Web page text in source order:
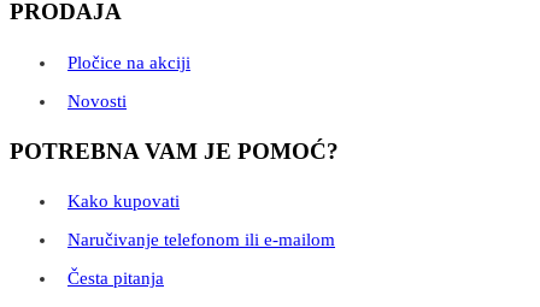
PRODAJA
Pločice na akciji
Novosti
POTREBNA VAM JE POMOĆ?
Kako kupovati
Naručivanje telefonom ili e-mailom
Česta pitanja